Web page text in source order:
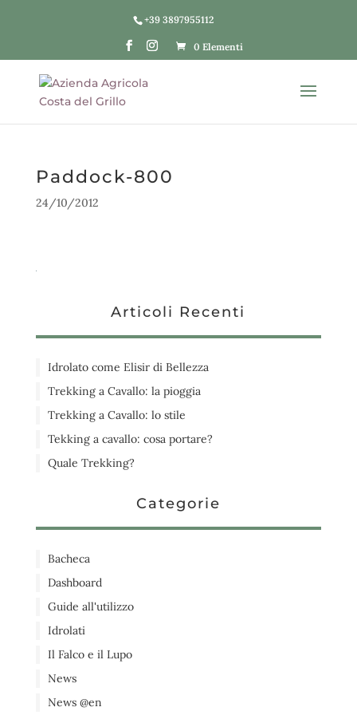
+39 3897955112
0 Elementi
Paddock-800
24/10/2012
Articoli Recenti
Idrolato come Elisir di Bellezza
Trekking a Cavallo: la pioggia
Trekking a Cavallo: lo stile
Tekking a cavallo: cosa portare?
Quale Trekking?
Categorie
Bacheca
Dashboard
Guide all'utilizzo
Idrolati
Il Falco e il Lupo
News
News @en